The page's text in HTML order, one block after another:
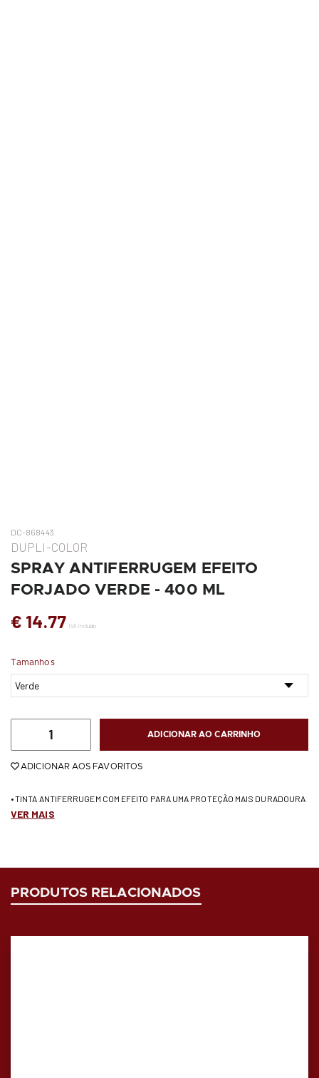
DC-868443
DUPLI-COLOR
SPRAY ANTIFERRUGEM EFEITO
FORJADO VERDE - 400 ML
€ 14.77 IVA incluído
Tamanhos
ADICIONAR AO CARRINHO
ADICIONAR AOS FAVORITOS
• TINTA ANTIFERRUGEM COM EFEITO PARA UMA PROTEÇÃO MAIS DURADOURA
VER MAIS
PRODUTOS RELACIONADOS